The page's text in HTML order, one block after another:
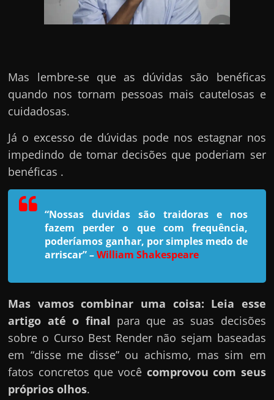
a
n
d
o
e
m
c
h
a
r
u
m
d
Mas lembre-se que as dúvidas são benéficas
quando nos tornam pessoas mais cautelosas e
cuidadosas.
Já o excesso de dúvidas pode nos estagnar nos
impedindo de tomar decisões que poderiam ser
benéficas .
“Nossas duvidas são traidoras e nos
fazem perder o que com frequência,
poderíamos ganhar, por simples medo de
arriscar”–William Shakespeare
Mas vamos combinar uma coisa: Leia esse
artigo até o final para que as suas decisões
sobre o Curso Best Render não sejam baseadas
em “disse me disse” ou achismo, mas sim em
fatos concretos que você comprovou com seus
próprios olhos.